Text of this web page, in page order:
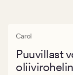
Carol
Puuvillast